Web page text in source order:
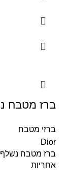
ברז מטבח
ברזי מטבח
Dior
אחריות